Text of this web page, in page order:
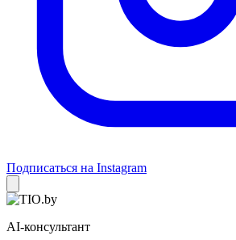
Подписаться на Instagram
AI-консультант